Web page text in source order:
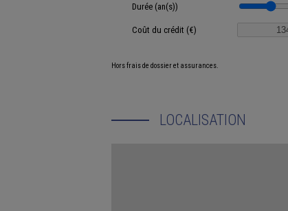
Durée (an(s))
Coût du crédit (€)
Hors frais de dossier et assurances.
LOCALISATION